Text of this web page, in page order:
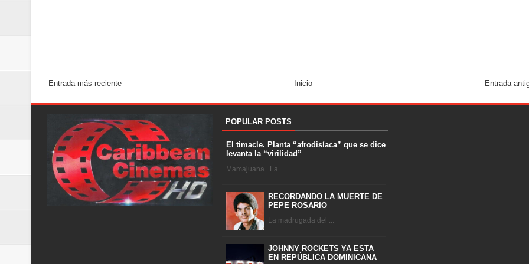
Entrada más reciente Entrada
Inicio
POPULAR POSTS
El timacle. Planta “afrodisíaca” que se dice
levanta la “virilidad”
Mamajuana . La ...
RECORDANDO LA MUERTE DE
PEPE ROSARIO
La madrugada del ...
JOHNNY ROCKETS YA ESTA
EN REPÚBLICA DOMINICANA